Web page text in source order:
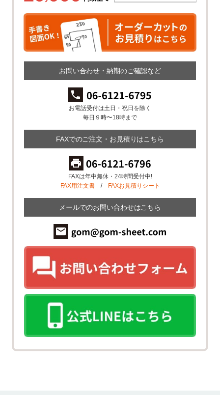
お問い合わせ・納期のご確認など
お電話受付は土日・祝日を除く
毎日９時〜18時まで
FAXでのご注文・お見積りはこちら
FAXは年中無休・24時間受付中!
FAX用注文書/ FAXお見積りシート
メールでのお問い合わせはこちら